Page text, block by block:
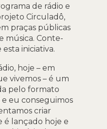
de rádio e
Circuladô,
praças públicas
música. Conte-
iniciativa.
hoje – em
vivemos – é um
pelo formato
eu conseguimos
criar
é lançado hoje e